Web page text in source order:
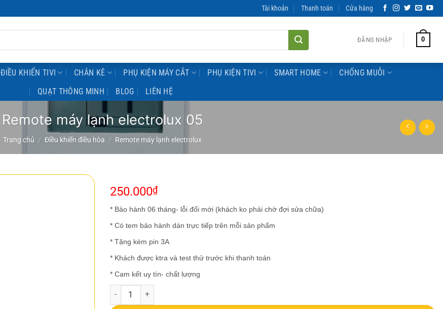
Tài khoản Thanh toán Cửa hàng
ĐĂNG NHẬP 0
ĐIỀU KHIỂN TIVI CHÂN KÊ PHỤ KIỆN MÁY CẮT PHỤ KIỆN TIVI SMART HOME
CHỐNG MUỖI
QUẠT THÔNG MINH
BLOG LIÊN HỆ
Remote máy lạnh electrolux 05
Trang chủ / Điều khiển điều hòa / Remote máy lạnh electrolux
250.000₫
* Bảo hành 06 tháng- lỗi đổi mới (khách ko phải chờ đợi sửa chữa)
* Có tem bảo hành dán trực tiếp trên mỗi sản phẩm
* Tặng kèm pin 3A
* Khách được ktra và test thử trước khi thanh toán
* Cam kết uy tín- chất lượng
Remote máy lạnh electrolux 05 số lượng